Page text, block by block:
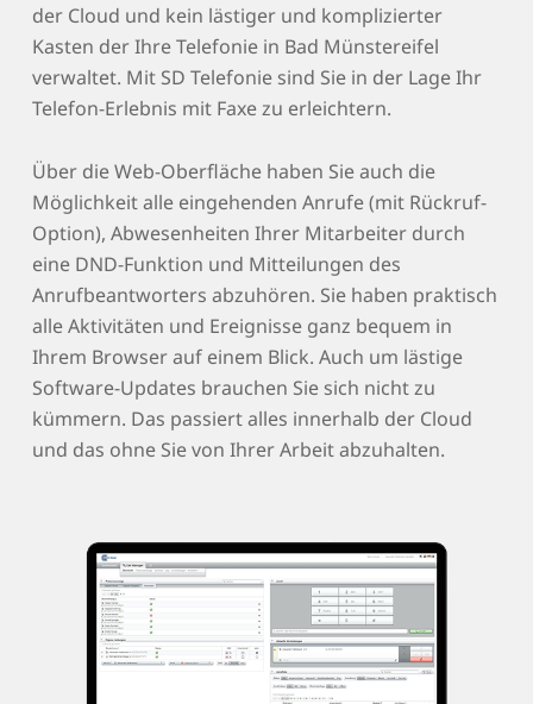
der Cloud und kein lästiger und komplizierter
Kasten der Ihre Telefonie in Bad Münstereifel
verwaltet. Mit SD Telefonie sind Sie in der Lage Ihr
Telefon-Erlebnis mit Faxe zu erleichtern.
Über die Web-Oberfläche haben Sie auch die
Möglichkeit alle eingehenden Anrufe (mit Rückruf-
Option), Abwesenheiten Ihrer Mitarbeiter durch
eine DND-Funktion und Mitteilungen des
Anrufbeantworters abzuhören. Sie haben praktisch
alle Aktivitäten und Ereignisse ganz bequem in
Ihrem Browser auf einem Blick. Auch um lästige
Software-Updates brauchen Sie sich nicht zu
kümmern. Das passiert alles innerhalb der Cloud
und das ohne Sie von Ihrer Arbeit abzuhalten.